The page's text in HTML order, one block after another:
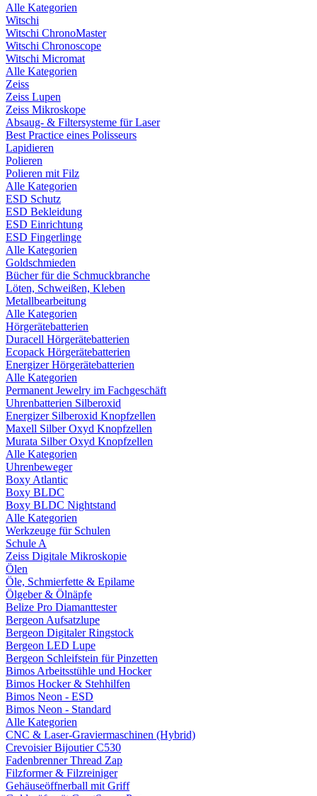
Alle Kategorien
Witschi
Witschi ChronoMaster
Witschi Chronoscope
Witschi Micromat
Alle Kategorien
Zeiss
Zeiss Lupen
Zeiss Mikroskope
Absaug- & Filtersysteme für Laser
Best Practice eines Polisseurs
Lapidieren
Polieren
Polieren mit Filz
Alle Kategorien
ESD Schutz
ESD Bekleidung
ESD Einrichtung
ESD Fingerlinge
Alle Kategorien
Goldschmieden
Bücher für die Schmuckbranche
Löten, Schweißen, Kleben
Metallbearbeitung
Alle Kategorien
Hörgerätebatterien
Duracell Hörgerätebatterien
Ecopack Hörgerätebatterien
Energizer Hörgerätebatterien
Alle Kategorien
Permanent Jewelry im Fachgeschäft
Uhrenbatterien Silberoxid
Energizer Silberoxid Knopfzellen
Maxell Silber Oxyd Knopfzellen
Murata Silber Oxyd Knopfzellen
Alle Kategorien
Uhrenbeweger
Boxy Atlantic
Boxy BLDC
Boxy BLDC Nightstand
Alle Kategorien
Werkzeuge für Schulen
Schule A
Zeiss Digitale Mikroskopie
Ölen
Öle, Schmierfette & Epilame
Ölgeber & Ölnäpfe
Belize Pro Diamanttester
Bergeon Aufsatzlupe
Bergeon Digitaler Ringstock
Bergeon LED Lupe
Bergeon Schleifstein für Pinzetten
Bimos Arbeitsstühle und Hocker
Bimos Hocker & Stehhilfen
Bimos Neon - ESD
Bimos Neon - Standard
Alle Kategorien
CNC & Laser-Graviermaschinen (Hybrid)
Crevoisier Bijoutier C530
Fadenbrenner Thread Zap
Filzformer & Filzreiniger
Gehäuseöffnerball mit Griff